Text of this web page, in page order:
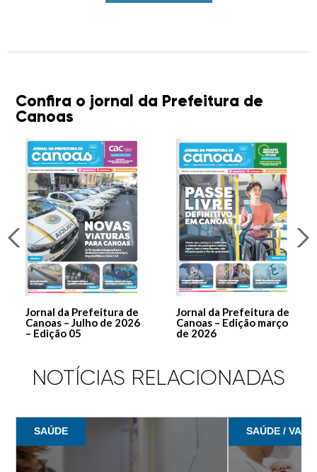
Confira o jornal da Prefeitura de
Canoas
Jornal da Prefeitura de
Canoas – Julho de 2026
– Edição 05
Jornal da Prefeitura de
Canoas – Edição março
de 2026
NOTÍCIAS RELACIONADAS
SAÚDE SAÚDE /